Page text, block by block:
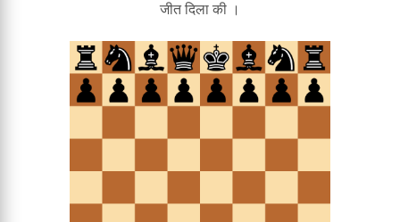
जीत दिला की ।